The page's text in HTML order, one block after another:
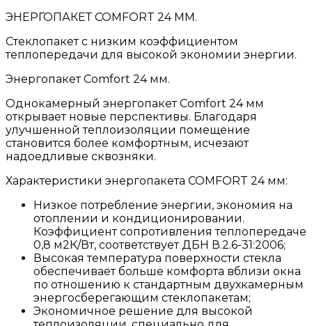
ЭНЕРГОПАКЕТ COMFORT 24 ММ.
Стеклопакет с низким коэффициентом
теплопередачи для высокой экономии энергии.
Энергопакет Comfort 24 мм.
Однокамерный энергопакет Comfort 24 мм
открывает новые перспективы. Благодаря
улучшенной теплоизоляции помещение
становится более комфортным, исчезают
надоедливые сквозняки.
Характеристики энергопакета COMFORT 24 мм:
Низкое потребление энергии, экономия на
отоплении и кондиционировании.
Коэффициент сопротивления теплопередаче
0,8 м2К/Вт, соответствует ДБН В.2.6-31:2006;
Высокая температура поверхности стекла
обеспечивает больше комфорта вблизи окна
по отношению к стандартным двухкамерным
энергосберегающим стеклопакетам;
Экономичное решение для высокой